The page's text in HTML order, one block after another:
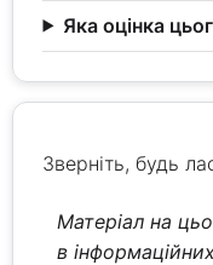
Яка оцінка
Зверніть, будь
Матеріал на
в